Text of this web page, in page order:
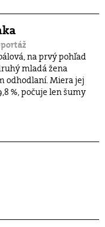
na prvý pohľad
mladá žena
odhodlaní. Miera jej
%, počuje len šumy